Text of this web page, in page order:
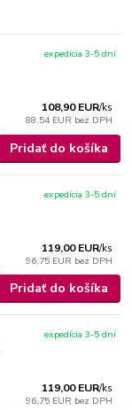
108,90 EUR/ks
88,54 EUR bez DPH
expedícia 3-5 dní
Pridať do košíka
119,00 EUR/ks
96,75 EUR bez DPH
expedícia 3-5 dní
Pridať do košíka
119,00 EUR/ks
96,75 EUR bez DPH
expedícia 3-5 dní